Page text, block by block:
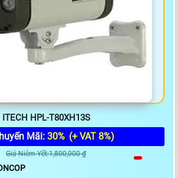
ITECH HPL-T80XH13S
Mãi: 30% (+ VAT 8%)
Giá Niêm Yết:1,800,000 ₫